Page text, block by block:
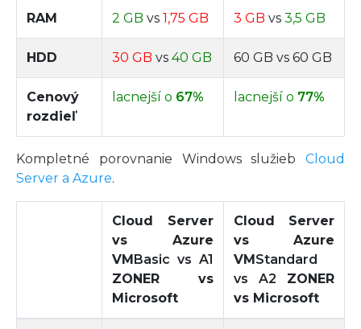
RAM 2 GB vs 1,75 GB 3 GB vs 3,5 GB
HDD 30 GB vs 40 GB 60 GB vs 60 GB
Cenový
rozdieľ
lacnejší o 67% lacnejší o 77%
Kompletné porovnanie Windows služieb Cloud
Server a Azure.
Cloud Server
vs Azure
VMBasic vs A1
ZONER vs
Microsoft
Cloud Server
vs Azure
VMStandard
vs A2 ZONER
vs Microsoft